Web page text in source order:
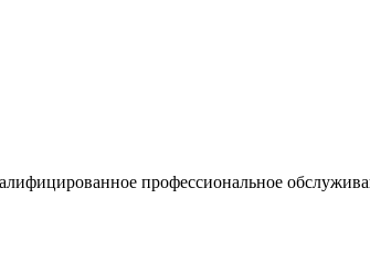
профессиональное